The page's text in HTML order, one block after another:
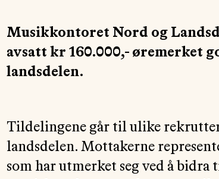
Musikkontoret Nord og
avsatt kr 160.000,-
landsdelen.
Tildelingene går til ulike
landsdelen. Mottakerne
som har utmerket seg ved å